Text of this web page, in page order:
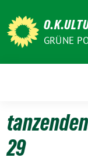
zum
Inhalt
GRÜNE
29